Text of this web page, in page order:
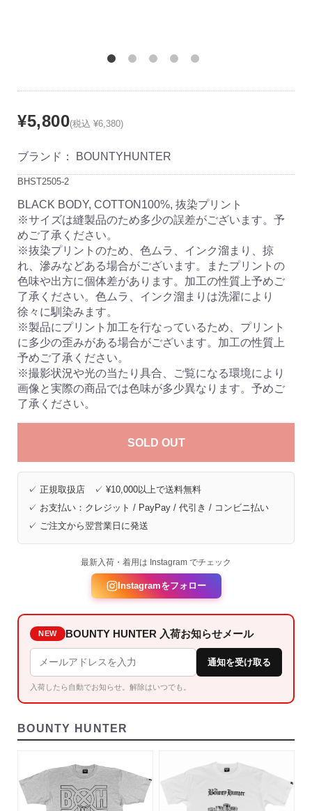
¥5,800(税込 ¥6,380)
ブランド： BOUNTYHUNTER
BHST2505-2
BLACK BODY, COTTON100%, 抜染プリント
※サイズは縫製品のため多少の誤差がございます。予
めご了承ください。
※抜染プリントのため、色ムラ、インク溜まり、掠
れ、滲みなどある場合がございます。またプリントの
色味や出方に個体差があります。加工の性質上予めご
了承ください。色ムラ、インク溜まりは洗濯により
徐々に馴染みます。
※製品にプリント加工を行なっているため、プリント
に多少の歪みがある場合がございます。加工の性質上
予めご了承ください。
※撮影状況や光の当たり具合、ご覧になる環境により
画像と実際の商品では色味が多少異なります。予めご
了承ください。
SOLD OUT
✓ 正規取扱店 ✓ ¥10,000以上で送料無料
✓ お支払い：クレジット / PayPay / 代引き / コンビニ払い
✓ ご注文から翌営業日に発送
最新入荷・着用は Instagram でチェック
Instagramをフォロー
NEW BOUNTY HUNTER 入荷お知らせメール
通知を受け取る
入荷したら自動でお知らせ。解除はいつでも。
BOUNTY HUNTER